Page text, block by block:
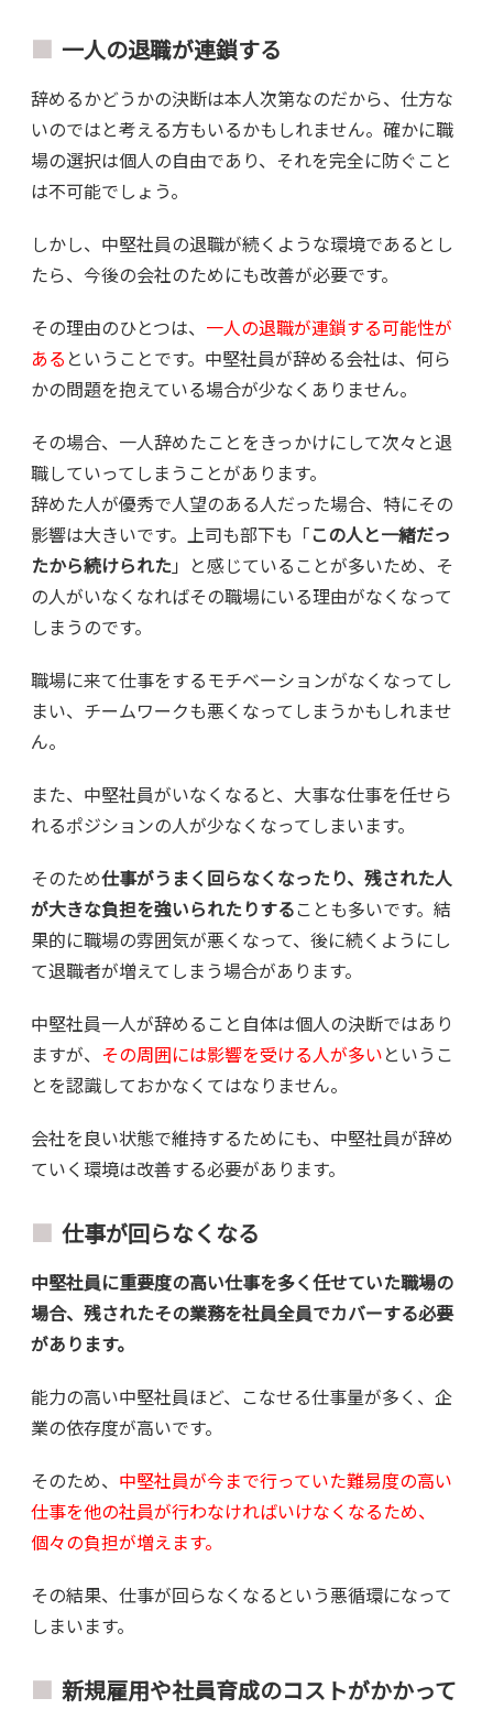
一人の退職が連鎖する
辞めるかどうかの決断は本人次第なのだから、仕方な
いのではと考える方もいるかもしれません。確かに職
場の選択は個人の自由であり、それを完全に防ぐこと
は不可能でしょう。
しかし、中堅社員の退職が続くような環境であるとし
たら、今後の会社のためにも改善が必要です。
その理由のひとつは、 一人の退職が連鎖する可能性が
ある ということです。中堅社員が辞める会社は、何ら
かの問題を抱えている場合が少なくありません。
その場合、一人辞めたことをきっかけにして次々と退
職していってしまうことがあります。
辞めた人が優秀で人望のある人だった場合、特にその
影響は大きいです。上司も部下も「この人と一緒だっ
たから続けられた」と感じていることが多いため、そ
の人がいなくなればその職場にいる理由がなくなって
しまうのです。
職場に来て仕事をするモチベーションがなくなってし
まい、チームワークも悪くなってしまうかもしれませ
ん。
また、中堅社員がいなくなると、大事な仕事を任せら
れるポジションの人が少なくなってしまいます。
そのため仕事がうまく回らなくなったり、残された人
が大きな負担を強いられたりすることも多いです。結
果的に職場の雰囲気が悪くなって、後に続くようにし
て退職者が増えてしまう場合があります。
中堅社員一人が辞めること自体は個人の決断ではあり
ますが、 その周囲には影響を受ける人が多いというこ
とを認識しておかなくてはなりません。
会社を良い状態で維持するためにも、中堅社員が辞め
ていく環境は改善する必要があります。
仕事が回らなくなる
中堅社員に重要度の高い仕事を多く任せていた職場の
場合、残されたその業務を社員全員でカバーする必要
があります。
能力の高い中堅社員ほど、こなせる仕事量が多く、企
業の依存度が高いです。
そのため、 中堅社員が今まで行っていた難易度の高い
仕事を他の社員が行わなければいけなくなるため、
個々の負担が増えます。
その結果、仕事が回らなくなるという悪循環になって
しまいます。
新規雇用や社員育成のコストがかかって